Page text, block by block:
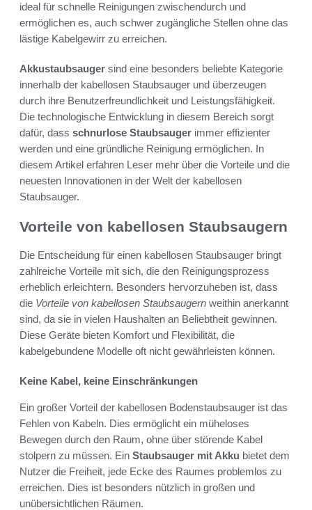
ideal für schnelle Reinigungen zwischendurch und
ermöglichen es, auch schwer zugängliche Stellen ohne das
lästige Kabelgewirr zu erreichen.
Akkustaubsauger sind eine besonders beliebte Kategorie
innerhalb der kabellosen Staubsauger und überzeugen
durch ihre Benutzerfreundlichkeit und Leistungsfähigkeit.
Die technologische Entwicklung in diesem Bereich sorgt
dafür, dass schnurlose Staubsauger immer effizienter
werden und eine gründliche Reinigung ermöglichen. In
diesem Artikel erfahren Leser mehr über die Vorteile und die
neuesten Innovationen in der Welt der kabellosen
Staubsauger.
Vorteile von kabellosen Staubsaugern
Die Entscheidung für einen kabellosen Staubsauger bringt
zahlreiche Vorteile mit sich, die den Reinigungsprozess
erheblich erleichtern. Besonders hervorzuheben ist, dass
die Vorteile von kabellosen Staubsaugern weithin anerkannt
sind, da sie in vielen Haushalten an Beliebtheit gewinnen.
Diese Geräte bieten Komfort und Flexibilität, die
kabelgebundene Modelle oft nicht gewährleisten können.
Keine Kabel, keine Einschränkungen
Ein großer Vorteil der kabellosen Bodenstaubsauger ist das
Fehlen von Kabeln. Dies ermöglicht ein müheloses
Bewegen durch den Raum, ohne über störende Kabel
stolpern zu müssen. Ein Staubsauger mit Akku bietet dem
Nutzer die Freiheit, jede Ecke des Raumes problemlos zu
erreichen. Dies ist besonders nützlich in großen und
unübersichtlichen Räumen.